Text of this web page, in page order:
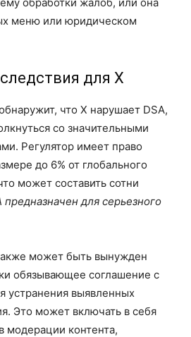
меню или юридическом
для X
что X нарушает DSA,
со значительными
Регулятор имеет право
до 6% от глобального
может составить сотни
предназначен для серьезного
может быть вынужден
обязывающее соглашение с
устранения выявленных
Это может включать в себя
модерации контента,